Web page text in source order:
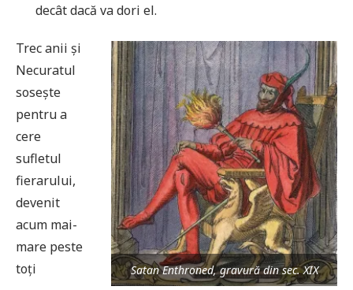
decât dacă va dori el.
Satan Enthroned, gravură din sec. XIX
Trec anii și
Necuratul
sosește
pentru a
cere
sufletul
fierarului,
devenit
acum mai-
mare peste
toți